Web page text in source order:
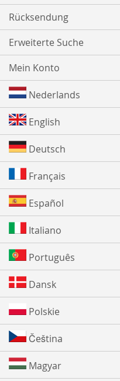
Rücksendung
Erweiterte Suche
Mein Konto
Nederlands
English
Deutsch
Français
Español
Italiano
Português
Dansk
Polskie
Čeština
Magyar